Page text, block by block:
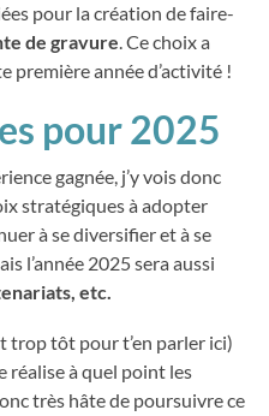
pour la création de faire-
de gravure. Ce choix a
première année d’activité !
pour 2025
gagnée, j’y vois donc
stratégiques à adopter
à se diversifier et à se
l’année 2025 sera aussi
etc.
trop tôt pour t’en parler ici)
réalise à quel point les
très hâte de poursuivre ce